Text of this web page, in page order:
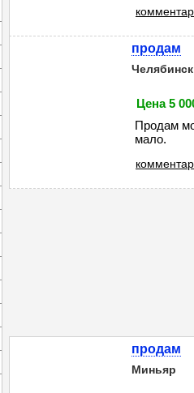
продам
Челябинск
Цена 5
Продам
мало.
продам
Миньяр